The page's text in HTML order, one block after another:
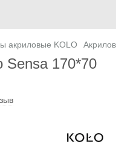
акриловые KOLO
Sensa 170*70